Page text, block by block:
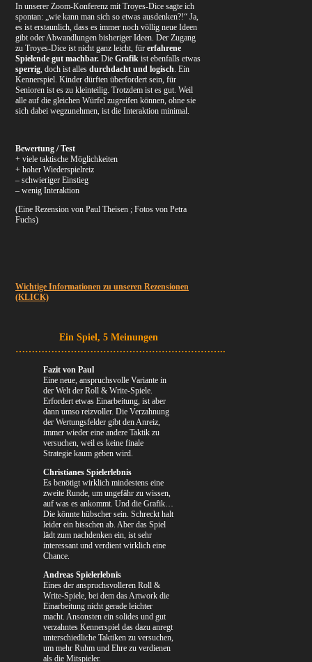
In unserer Zoom-Konferenz mit Troyes-Dice sagte ich
spontan: „wie kann man sich so etwas ausdenken?!“ Ja,
es ist erstaunlich, dass es immer noch völlig neue Ideen
gibt oder Abwandlungen bisheriger Ideen. Der Zugang
zu Troyes-Dice ist nicht ganz leicht, fürerfahrene
Spielende gut machbar. DieGrafik ist ebenfalls etwas
sperrig, doch ist allesdurchdacht und logisch. Ein
Kennerspiel. Kinder dürften überfordert sein, für
Senioren ist es zu kleinteilig. Trotzdem ist es gut. Weil
alle auf die gleichen Würfel zugreifen können, ohne sie
sich dabei wegzunehmen, ist die Interaktion minimal.
Bewertung / Test
+ viele taktische Möglichkeiten
+ hoher Wiederspielreiz
– schwieriger Einstieg
– wenig Interaktion
(Eine Rezension von Paul Theisen ; Fotos von Petra
Fuchs)
Wichtige Informationen zu unseren Rezensionen
(KLICK)
Ein Spiel, 5 Meinungen
………………………………………………………..
Fazit von Paul
Eine neue, anspruchsvolle Variante in
der Welt der Roll & Write-Spiele.
Erfordert etwas Einarbeitung, ist aber
dann umso reizvoller. Die Verzahnung
der Wertungsfelder gibt den Anreiz,
immer wieder eine andere Taktik zu
versuchen, weil es keine finale
Strategie kaum geben wird.
Christianes Spielerlebnis
Es benötigt wirklich mindestens eine
zweite Runde, um ungefähr zu wissen,
auf was es ankommt. Und die Grafik…
Die könnte hübscher sein. Schreckt halt
leider ein bisschen ab. Aber das Spiel
lädt zum nachdenken ein, ist sehr
interessant und verdient wirklich eine
Chance.
Andreas Spielerlebnis
Eines der anspruchsvolleren Roll &
Write-Spiele, bei dem das Artwork die
Einarbeitung nicht gerade leichter
macht. Ansonsten ein solides und gut
verzahntes Kennerspiel das dazu anregt
unterschiedliche Taktiken zu versuchen,
um mehr Ruhm und Ehre zu verdienen
als die Mitspieler.